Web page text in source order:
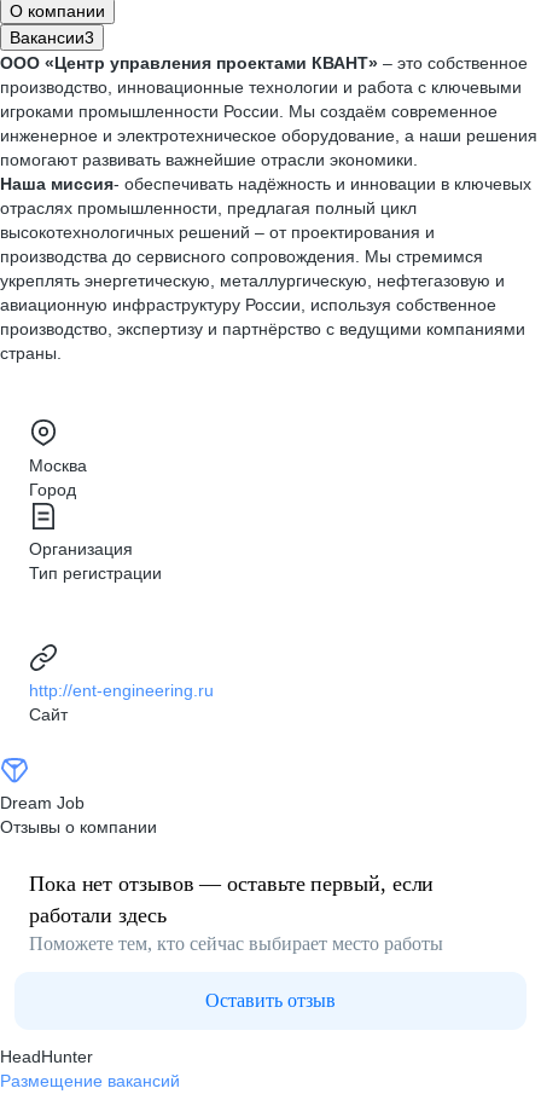
О компании
Вакансии3
ООО «Центр управления проектами КВАНТ» – это собственное
производство, инновационные технологии и работа с ключевыми
игроками промышленности России. Мы создаём современное
инженерное и электротехническое оборудование, а наши решения
помогают развивать важнейшие отрасли экономики.
Наша миссия- обеспечивать надёжность и инновации в ключевых
отраслях промышленности, предлагая полный цикл
высокотехнологичных решений – от проектирования и
производства до сервисного сопровождения. Мы стремимся
укреплять энергетическую, металлургическую, нефтегазовую и
авиационную инфраструктуру России, используя собственное
производство, экспертизу и партнёрство с ведущими компаниями
страны.
Москва
Город
Организация
Тип регистрации
http://ent-engineering.ru
Сайт
Dream Job
Отзывы о компании
Пока нет отзывов — оставьте первый, если
работали здесь
Поможете тем, кто сейчас выбирает место работы
Оставить отзыв
HeadHunter
Размещение вакансий